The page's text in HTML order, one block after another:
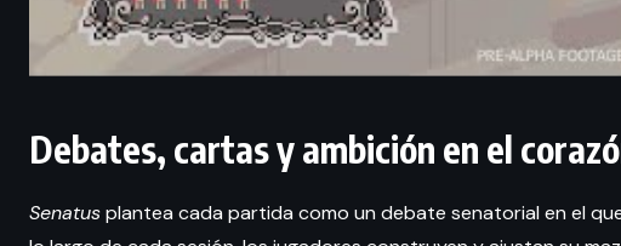
Debates, cartas y ambición en el
Senatusplantea cada partida como un debate senatorial en el